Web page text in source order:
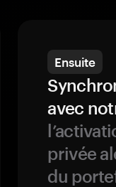
Ensuite
avec
privée
du